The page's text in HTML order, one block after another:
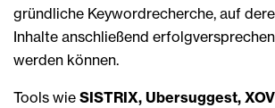
gründliche Keywordrecherche, auf
Inhalte anschließend
werden können.
Tools wie SISTRIX, Ubersuggest,